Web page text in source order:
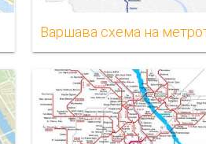
Варшава схема на